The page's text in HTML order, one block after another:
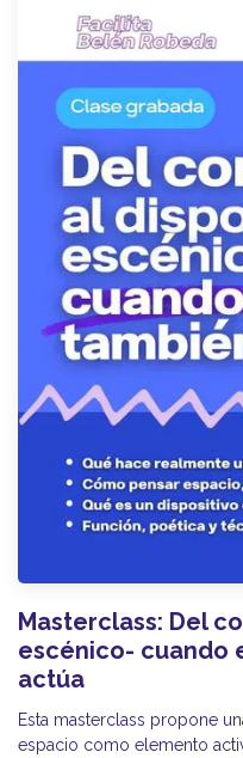
Masterclass: Del
escénico- cuando
actúa
Esta masterclass propone
espacio como elemento